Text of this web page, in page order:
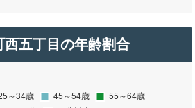
五丁目の年齢割合